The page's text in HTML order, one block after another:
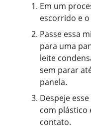
Em um
escorrido e
Passe essa
para uma
leite
sem parar
panela.
Despeje
com plástico
contato.